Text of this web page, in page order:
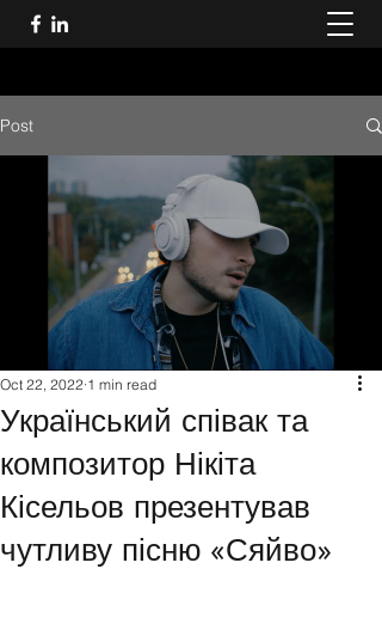
Post
Український співак та
композитор Нікіта
Кісельов презентував
чутливу пісню «Сяйво»
Oct 22, 2022 1 min read